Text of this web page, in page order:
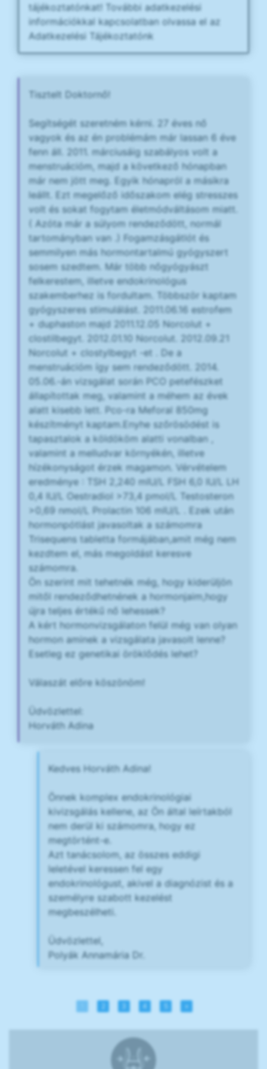
tájékoztatónkat! További adatkezelési
információkkal kapcsolatban olvassa el az
Adatkezelési Tájékoztatónk
Tisztelt Doktornő!
Segítségét szeretném kérni. 27 éves nő
vagyok és az én problémám már lassan 6 éve
fenn áll. 2011. márciusáig szabályos volt a
menstruációm, majd a következő hónapban
már nem jött meg. Egyik hónapról a másikra
leállt. Ezt megelőző időszakom elég stresszes
volt és sokat fogytam életmódváltásom miatt.
( Azóta már a súlyom rendeződött, normál
tartományban van .) Fogamzásgátlót és
semmilyen más hormontartalmú gyógyszert
sosem szedtem. Már több nőgyógyászt
felkerestem, illetve endokrinológus
szakemberhez is fordultam. Többször kaptam
gyógyszeres stimulálást. 2011.06.16 estrofem
+ duphaston majd 2011.12.05 Norcolut +
clostilbegyt. 2012.01.10 Norcolut. 2012.09.21
Norcolut + clostylbegyt -et . De a
menstruációm így sem rendeződött. 2014.
05.06.-án vizsgálat során PCO petefészket
állapítottak meg, valamint a méhem az évek
alatt kisebb lett. Pco-ra Meforal 850mg
készítményt kaptam.Enyhe szőrösödést is
tapasztalok a köldököm alatti vonalban ,
valamint a melludvar környékén, illetve
hízékonyságot érzek magamon. Vérvételem
eredménye : TSH 2,240 mIU/L FSH 6,0 IU/L LH
0,4 IU/L Oestradiol >73,4 pmol/L Testosteron
>0,69 nmol/L Prolactin 106 mIU/L . Ezek után
hormonpótlást javasoltak a számomra
Trisequens tabletta formájában,amit még nem
kezdtem el, más megoldást keresve
számomra.
Ön szerint mit tehetnék még, hogy kiderüljön
mitől rendeződhetnének a hormonjaim,hogy
újra teljes értékű nő lehessek?
A kért hormonvizsgálaton felül még van olyan
hormon aminek a vizsgálata javasolt lenne?
Esetleg ez genetikai öröklődés lehet?
Válaszát előre köszönöm!
Üdvözlettel:
Horváth Adina
Kedves Horváth Adina!
Önnek komplex endokrinológiai
kivizsgálás kellene, az Ön által leírtakból
nem derül ki számomra, hogy ez
megtörtént-e.
Azt tanácsolom, az összes eddigi
leletével keressen fel egy
endokrinológust, akivel a diagnózist és a
személyre szabott kezelést
megbeszélheti.
Üdvözlettel,
Polyák Annamária Dr.
4 »